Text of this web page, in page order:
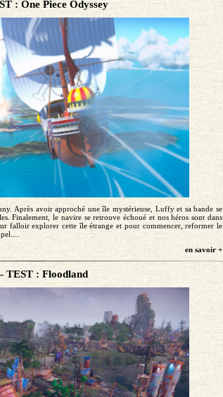
: One Piece Odyssey
Après avoir approché une île mystérieuse, Luffy et sa bande se
Finalement, le navire se retrouve échoué et nos héros sont dans
falloir explorer cette île étrange et pour commencer, reformer le
en savoir +
TEST : Floodland